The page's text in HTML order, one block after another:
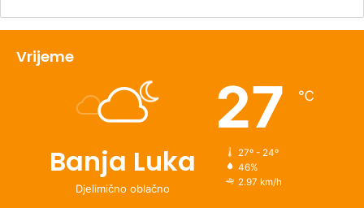
Vrijeme
Banja Luka
Djelimično oblačno
27 ℃
27º - 24º
46%
2.97 km/h